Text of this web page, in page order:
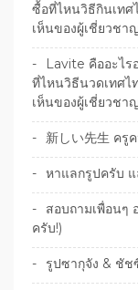
ซื้อที่ไหนวิธีกินเทศ
เห็นของผู้เชี่ยวชา
Lavite คืออะไ
ที่ไหนวิธีนวดเทศไ
เห็นของผู้เชี่ยวชา
新しい先生 ครู
หาแลกรูปครับ
สอบถามเพื่อนๆ
ครับ!)
รูปซากุจัง & ชัช